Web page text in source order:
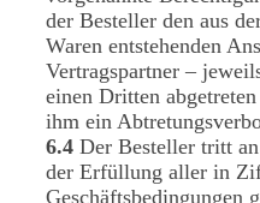
der Besteller den aus
Waren entstehenden
Vertragspartner –
einen Dritten
ihm ein
6.4 Der Besteller tritt
der Erfüllung aller in
Geschäftsbedingungen